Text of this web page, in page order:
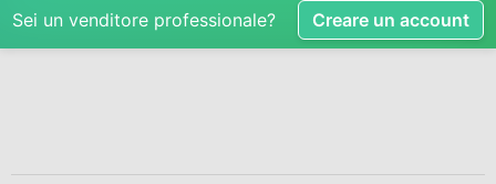
Sei un venditore professionale? Creare un account